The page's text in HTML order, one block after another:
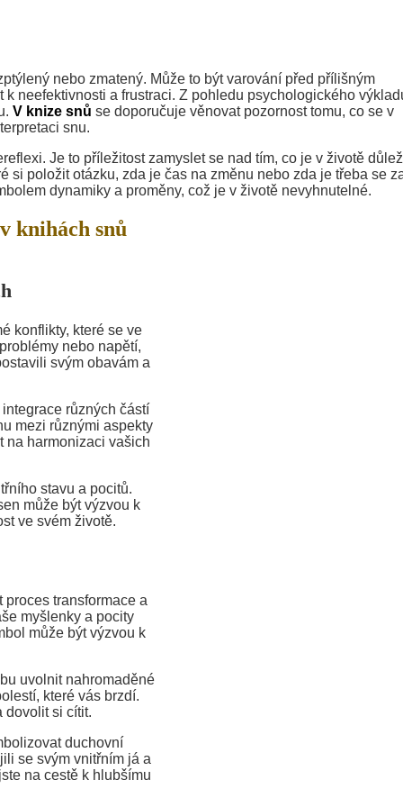
nebo zmatený. Může to být varování před přílišným
neefektivnosti a frustraci. Z pohledu psychologického
V knize snů se doporučuje věnovat pozornost tomu, co se v
snu.
Je to příležitost zamyslet se nad tím, co je v životě
si položit otázku, zda je čas na změnu nebo zda je třeba se
dynamiky a proměny, což je v životě nevyhnutelné.
knihách snů
konflikty, které se ve
nebo napětí,
svým obavám a
různých částí
mezi různými aspekty
na harmonizaci vašich
stavu a pocitů.
může být výzvou k
ve svém životě.
transformace a
myšlenky a pocity
může být výzvou k
uvolnit nahromaděné
které vás brzdí.
dovolit si cítit.
duchovní
se svým vnitřním já a
na cestě k hlubšímu